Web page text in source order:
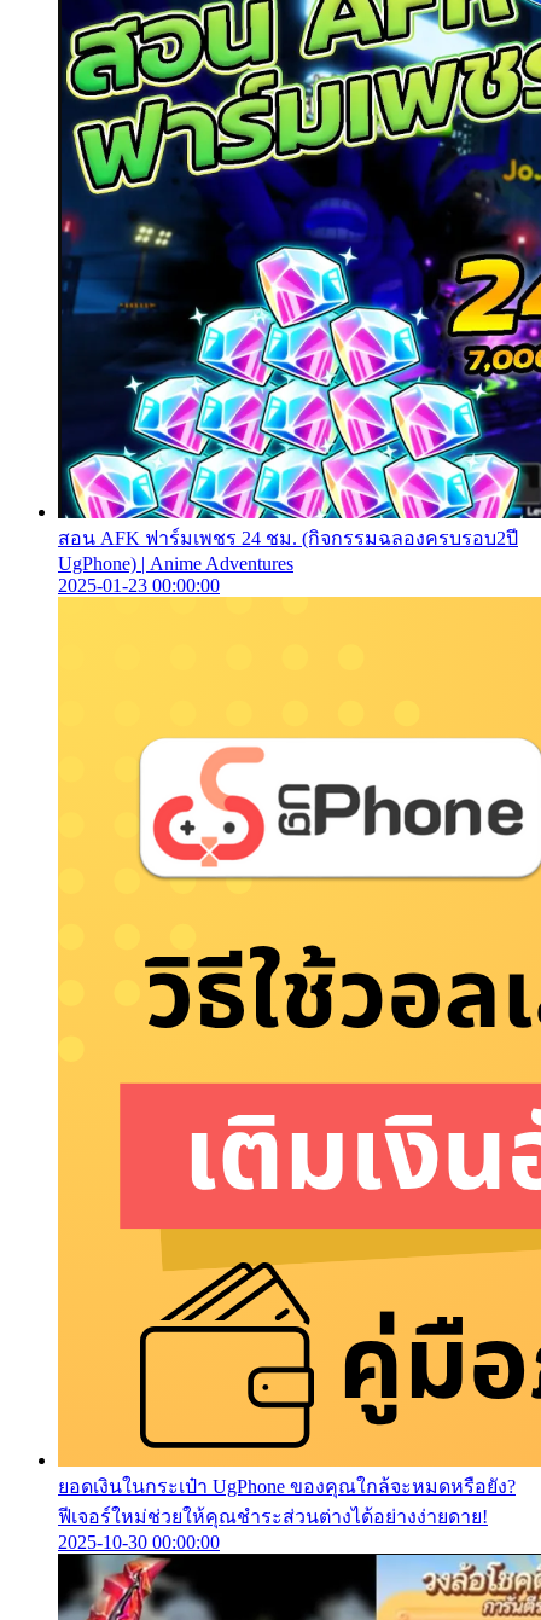
สอน AFK ฟาร์มเพชร 24 ชม. (กิจกรรมฉลองครบรอบ2ปี
UgPhone) | Anime Adventures
2025-01-23 00:00:00
ยอดเงินในกระเป๋า UgPhone ของคุณใกล้จะหมดหรือยัง?
ฟีเจอร์ใหม่ช่วยให้คุณชำระส่วนต่างได้อย่างง่ายดาย!
2025-10-30 00:00:00